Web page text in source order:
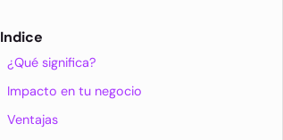
Indice
¿Qué significa?
Impacto en tu negocio
Ventajas